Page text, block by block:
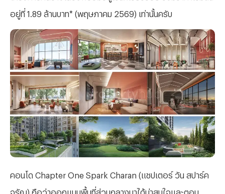
อยู่ที่ 1.89 ล้านบาท* (พฤษภาคม 2569) เท่านั้นครับ
คอนโด Chapter One Spark Charan (แชปเตอร์ วัน สปาร์ค
จรัญ) ถือว่าออกแบบพื้นที่ส่วนกลางมาได้น่าสนใจและตอบ